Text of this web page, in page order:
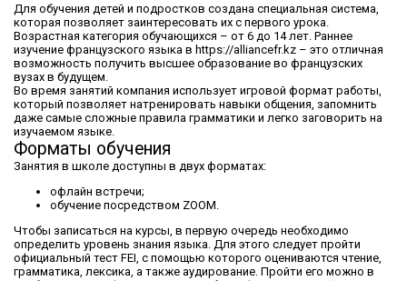
Для обучения детей и подростков создана специальная система,
которая позволяет заинтересовать их с первого урока.
Возрастная категория обучающихся – от 6 до 14 лет. Раннее
изучение французского языка в https://alliancefr.kz – это отличная
возможность получить высшее образование во французских
вузах в будущем.
Во время занятий компания использует игровой формат работы,
который позволяет натренировать навыки общения, запомнить
даже самые сложные правила грамматики и легко заговорить на
изучаемом языке.
Форматы обучения
Занятия в школе доступны в двух форматах:
офлайн встречи;
обучение посредством ZOOM.
Чтобы записаться на курсы, в первую очередь необходимо
определить уровень знания языка. Для этого следует пройти
официальный тест FEI, с помощью которого оцениваются чтение,
грамматика, лексика, а также аудирование. Пройти его можно в